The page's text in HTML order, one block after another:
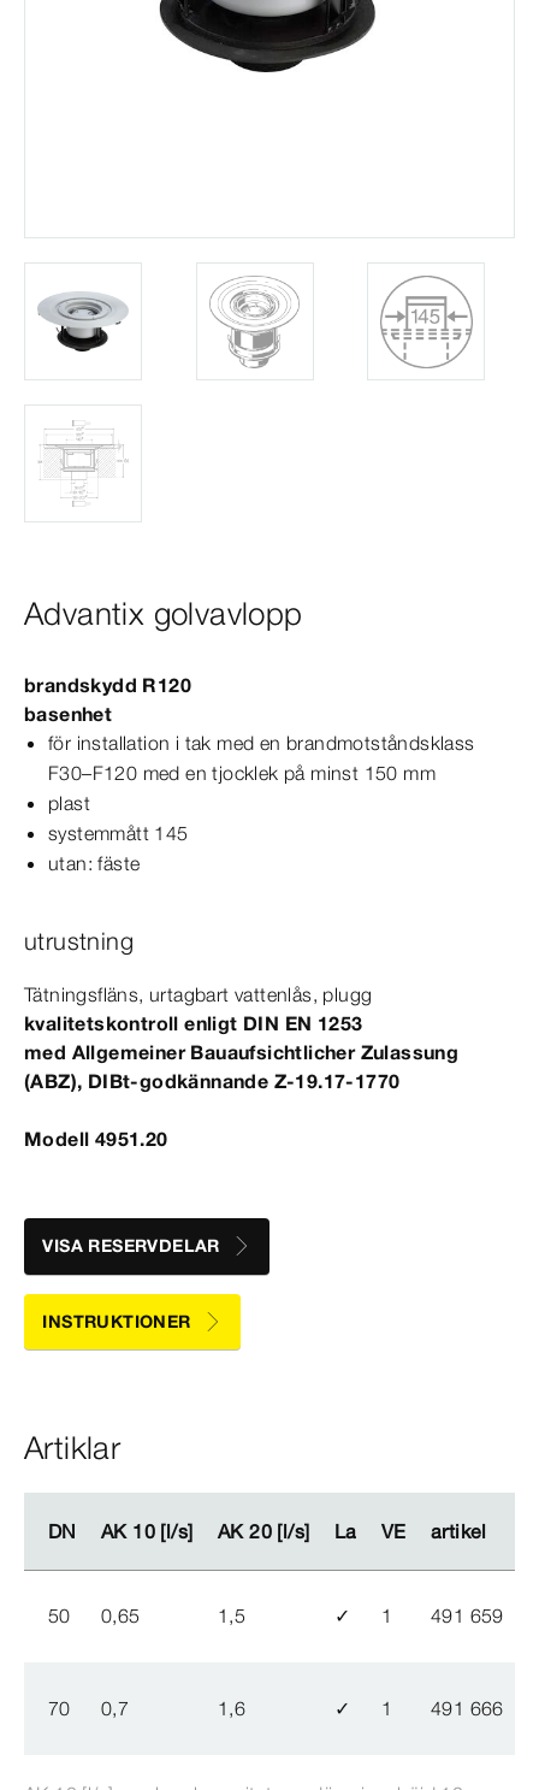
Advantix golvavlopp
brandskydd R120
basenhet
för installation i tak med en brandmotståndsklass
F30–F120 med en tjocklek på minst 150 mm
plast
systemmått 145
utan: fäste
utrustning
Tätningsfläns, urtagbart vattenlås, plugg
kvalitetskontroll enligt DIN EN 1253
med Allgemeiner Bauaufsichtlicher Zulassung
(ABZ), DIBt-​godkännande Z-19.17‑1770
Modell 4951.20
VISA RESERVDELAR
INSTRUKTIONER
Artiklar
DN AK 10 [l/s] AK 20 [l/s] La VE artikel
DN AK 10 [l/s] AK 20 [l/s] La VE artikel
50 0,65 1,5 ✓ 1 491 659
70 0,7 1,6 ✓ 1 491 666